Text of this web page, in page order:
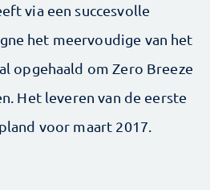
via een succesvolle
het meervoudige van het
opgehaald om Zero Breeze
Het leveren van de eerste
voor maart 2017.